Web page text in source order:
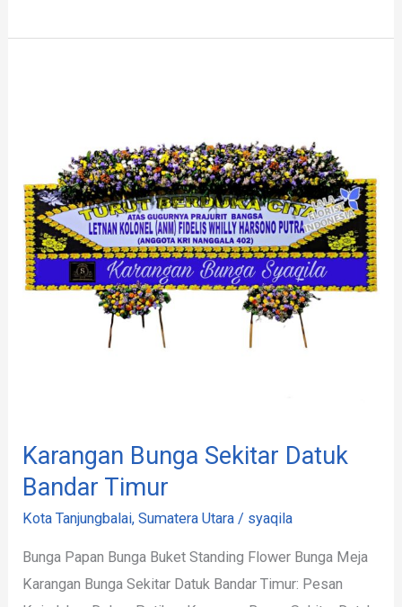
Karangan Bunga Sekitar Datuk
Bandar Timur
Kota Tanjungbalai,Sumatera Utara / syaqila
Bunga Papan Bunga Buket Standing Flower Bunga Meja
Karangan Bunga Sekitar Datuk Bandar Timur: Pesan
Bandar
Timur